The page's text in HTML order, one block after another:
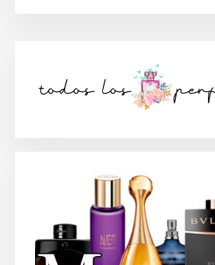
lateral